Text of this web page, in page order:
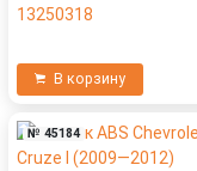
В корзину
№ 45184